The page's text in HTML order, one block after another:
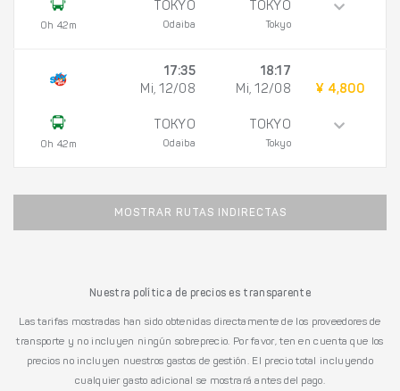
0h 42m
TOKYO
Odaiba
TOKYO
Tokyo
0h 42m
17:35
Mi, 12/08
TOKYO
Odaiba
18:17
Mi, 12/08
TOKYO
Tokyo
¥ 4,800
MOSTRAR RUTAS INDIRECTAS
Nuestra política de precios es transparente
Las tarifas mostradas han sido obtenidas directamente de los proveedores de
transporte y no incluyen ningún sobreprecio. Por favor, ten en cuenta que los
precios no incluyen nuestros gastos de gestión. El precio total incluyendo
cualquier gasto adicional se mostrará antes del pago.